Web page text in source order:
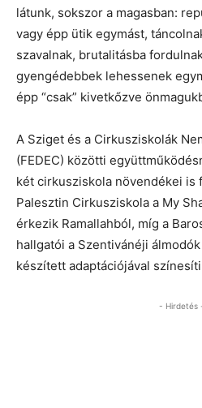
látunk, sokszor a magasban:
vagy épp ütik egymást,
szavalnak, brutalitásba
gyengédebbek lehessenek
épp “csak” kivetkőzve
A Sziget és a Cirkusziskolák
(FEDEC) közötti
két cirkusziskola növendékei is
Palesztin Cirkusziskola a My
érkezik Ramallahból, míg a
hallgatói a Szentivánéji
készített adaptációjával
- Hirdetés